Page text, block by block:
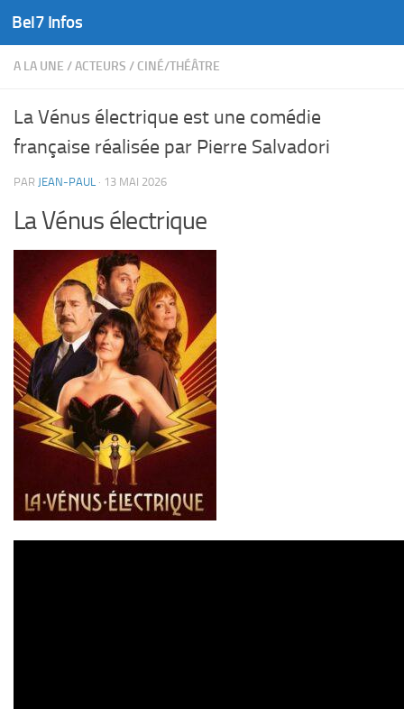
Skip to content
Bel7 Infos
A LA UNE /ACTEURS / CINÉ/THÉÂTRE
La Vénus électrique est une comédie
française réalisée par Pierre Salvadori
PAR JEAN-PAUL · 13 MAI 2026
La Vénus électrique